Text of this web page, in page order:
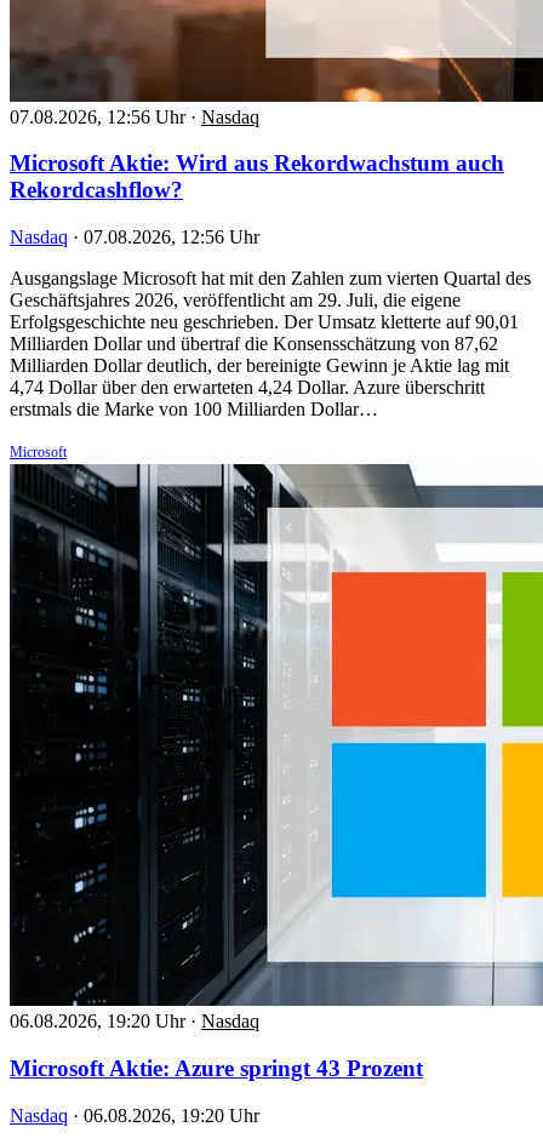
07.08.2026, 12:56 Uhr · Nasdaq
Microsoft Aktie: Wird aus Rekordwachstum auch
Rekordcashflow?
Nasdaq · 07.08.2026, 12:56 Uhr
Ausgangslage Microsoft hat mit den Zahlen zum vierten Quartal des
Geschäftsjahres 2026, veröffentlicht am 29. Juli, die eigene
Erfolgsgeschichte neu geschrieben. Der Umsatz kletterte auf 90,01
Milliarden Dollar und übertraf die Konsensschätzung von 87,62
Milliarden Dollar deutlich, der bereinigte Gewinn je Aktie lag mit
4,74 Dollar über den erwarteten 4,24 Dollar. Azure überschritt
erstmals die Marke von 100 Milliarden Dollar…
Microsoft
06.08.2026, 19:20 Uhr · Nasdaq
Microsoft Aktie: Azure springt 43 Prozent
Nasdaq · 06.08.2026, 19:20 Uhr